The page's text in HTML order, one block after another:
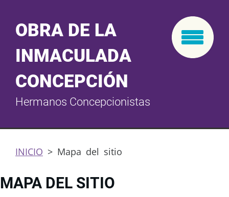
OBRA DE LA
INMACULADA
CONCEPCIÓN
Hermanos Concepcionistas
INICIO > Mapa del sitio
MAPA DEL SITIO